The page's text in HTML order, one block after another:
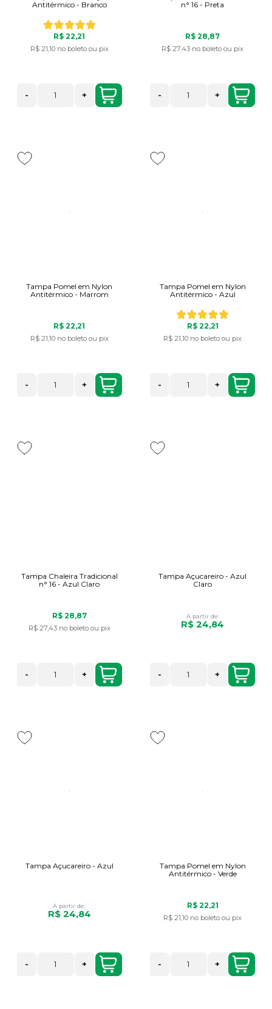
Antitérmico - Branco
R$ 22,21
R$ 21,10 no boleto ou pix
- +
n° 16 - Preta
R$ 28,87
R$ 27,43 no boleto ou pix
- +
Tampa Pomel em Nylon
Antitérmico - Marrom
R$ 22,21
R$ 21,10 no boleto ou pix
- +
Tampa Pomel em Nylon
Antitérmico - Azul
R$ 22,21
R$ 21,10 no boleto ou pix
- +
Tampa Chaleira Tradicional
n° 16 - Azul Claro
R$ 28,87
R$ 27,43 no boleto ou pix
- +
Tampa Açucareiro - Azul
Claro
A partir de:
R$ 24,84
- +
Tampa Açucareiro - Azul
A partir de:
R$ 24,84
- +
Tampa Pomel em Nylon
Antitérmico - Verde
R$ 22,21
R$ 21,10 no boleto ou pix
- +